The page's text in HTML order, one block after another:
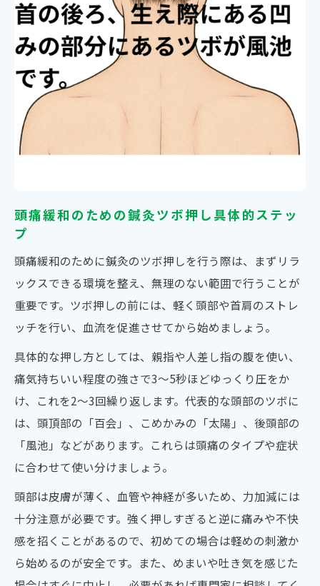
頭痛緩和のための鍼灸ツボ押し具体的ステッ
プ
頭痛緩和のために鍼灸のツボ押しを行う際は、まずリラ
ックスできる環境を整え、無理のない範囲で行うことが
重要です。ツボ押しの前には、軽く頭部や首肩のストレ
ッチを行い、血流を促進させてから始めましょう。
具体的な押し方としては、親指や人差し指の腹を使い、
痛気持ちいい程度の強さで3～5秒ほどゆっくり圧をか
け、これを2～3回繰り返します。代表的な頭部のツボに
は、頭頂部の「百会」、こめかみの「太陽」、後頭部の
「風池」などがあります。これらは頭痛のタイプや症状
に合わせて使い分けましょう。
頭部は皮膚が薄く、血管や神経が多いため、力加減には
十分注意が必要です。強く押しすぎると逆に痛みや不快
感を招くことがあるので、初めての場合は軽めの刺激か
ら始めるのが安全です。また、めまいや吐き気を感じた